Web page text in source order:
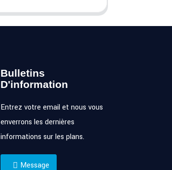
Bulletins
D'information
Entrez votre email et nous vous
enverrons les dernières
informations sur les plans.
Message